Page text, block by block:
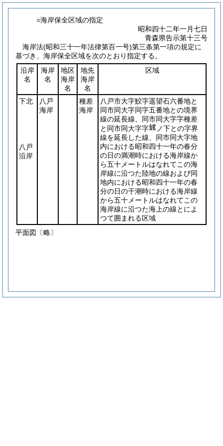
○海岸保全区域の指定
昭和四十二年一月七日
青森県告示第十三号
海岸法(昭和三十一年法律第百一号)第三条第一項の規定に
基づき、海岸保全区域を次のとおり指定する。
沿岸
名
海岸
名
地区
海岸
名
地先
海岸
名
区域
下北
八戸
海岸
種差
海岸
八戸市大字鮫字遥望石六番地と
同市同大字同字五番地との境界
線の延長線、同市同大字字種差
と同市同大字字
ノ下との字界
線を延長した線、同市同大字地
内における昭和四十一年の春分
の日の満潮時における海岸線か
ら五十メートルはなれてこの海
岸線に沿つた陸地の線および同
地内における昭和四十一年の春
分の日の干潮時における海岸線
から五十メートルはなれてこの
海岸線に沿つた海上の線とによ
つて囲まれる区域
八戸
沿岸
平面図〔略〕